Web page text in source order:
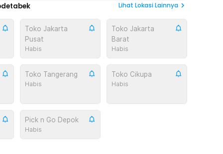
Lihat Lokasi Lainnya
Toko Jakarta
Pusat
Habis
Toko Jakarta
Barat
Habis
Toko Tangerang
Habis
Toko Cikupa
Habis
Pick n Go Depok
Habis